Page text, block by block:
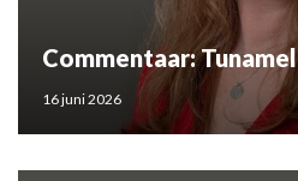
Commentaar:
16 juni 2026